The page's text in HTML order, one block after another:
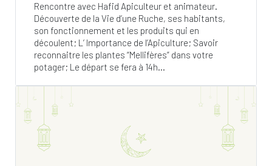
Rencontre avec Hafid Apiculteur et animateur.
Découverte de la Vie d’une Ruche, ses habitants,
son fonctionnement et les produits qui en
découlent; L’ Importance de l’Apiculture; Savoir
reconnaitre les plantes “Mellifères” dans votre
potager; Le départ se fera à 14h...